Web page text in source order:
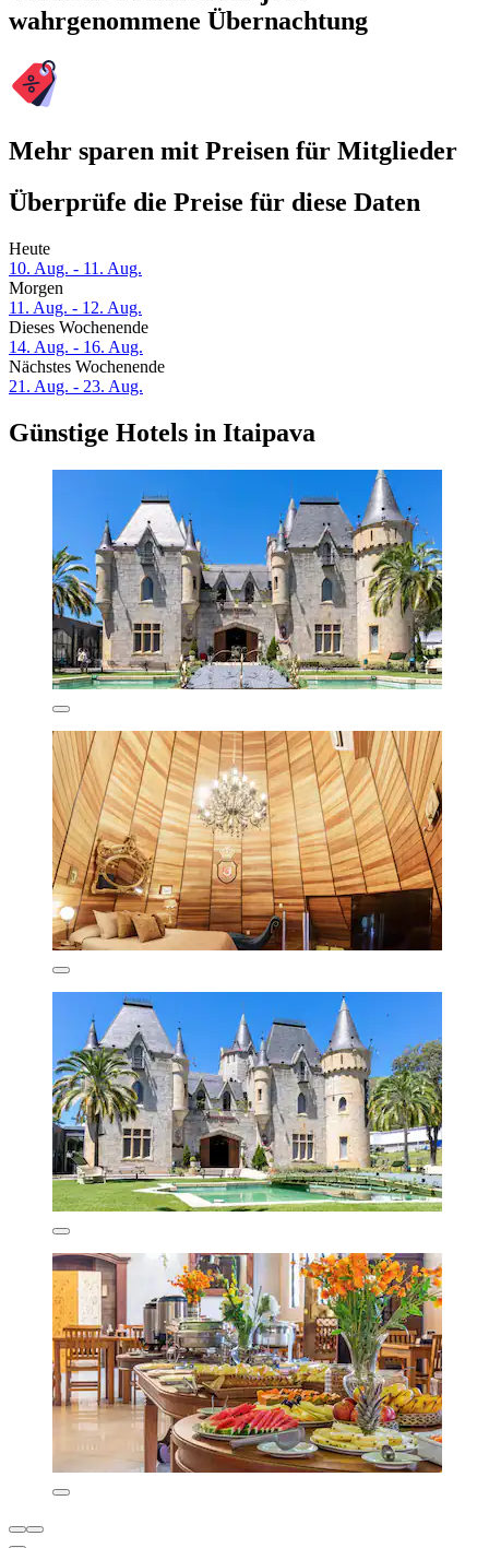
wahrgenommene Übernachtung
Mehr sparen mit Preisen für Mitglieder
Überprüfe die Preise für diese Daten
Heute
10. Aug. - 11. Aug.
Morgen
11. Aug. - 12. Aug.
Dieses Wochenende
14. Aug. - 16. Aug.
Nächstes Wochenende
21. Aug. - 23. Aug.
Günstige Hotels in Itaipava